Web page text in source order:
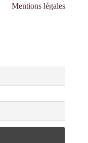
Mentions légales